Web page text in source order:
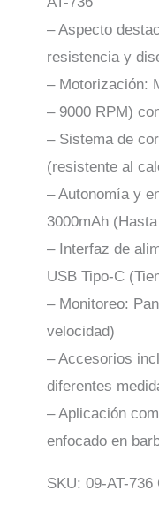
– Aspecto
resistencia y
– Motorización:
– 9000 RPM)
– Sistema de
(resistente al
– Autonomía y
3000mAh
– Interfaz de
USB Tipo-C
– Monitoreo:
velocidad)
– Accesorios
diferentes
– Aplicación
enfocado en
SKU: 09-AT-736